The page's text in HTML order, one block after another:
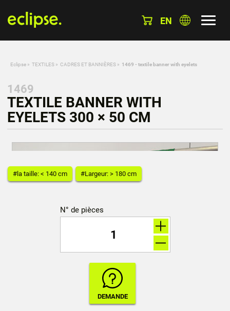
EN
Eclipse » TEXTILES » CADRES ET BANNIÈRES » 1469 - textile banner with eyelets
1469
TEXTILE BANNER WITH
EYELETS 300 × 50 CM
#la taille: < 140 cm #Largeur: > 180 cm
N° de pièces